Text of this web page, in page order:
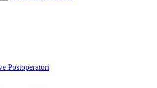
Postoperatori